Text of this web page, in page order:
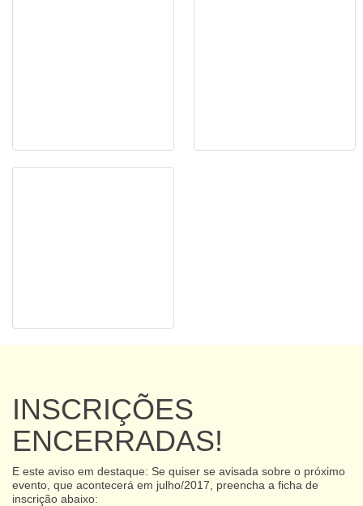
INSCRIÇÕES
ENCERRADAS!
E este aviso em destaque: Se quiser se avisada sobre o próximo
evento, que acontecerá em julho/2017, preencha a ficha de
inscrição abaixo: